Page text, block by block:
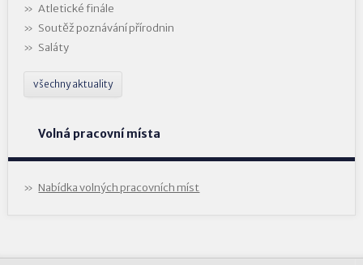
Atletické finále
Soutěž poznávání přírodnin
Saláty
všechny aktuality
Volná pracovní místa
Nabídka volných pracovních míst